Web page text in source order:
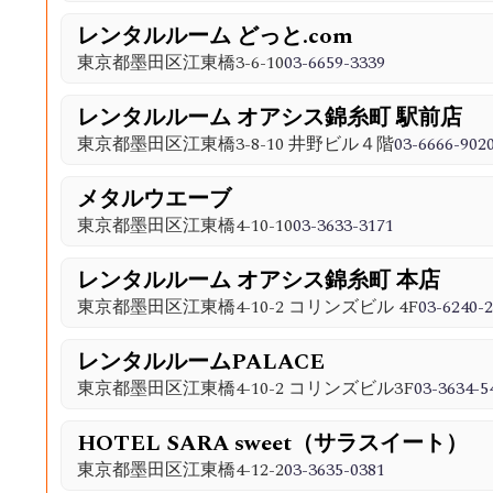
レンタルルーム どっと.com
東京都墨田区江東橋3-6-1003-6659-3339
レンタルルーム オアシス錦糸町 駅前店
東京都墨田区江東橋3-8-10 井野ビル４階03-6666-9020
メタルウエーブ
東京都墨田区江東橋4-10-1003-3633-3171
レンタルルーム オアシス錦糸町 本店
東京都墨田区江東橋4-10-2 コリンズビル 4F03-6240-
レンタルルームPALACE
東京都墨田区江東橋4-10-2 コリンズビル3F03-3634-
HOTEL SARA sweet（サラスイート）
東京都墨田区江東橋4-12-203-3635-0381